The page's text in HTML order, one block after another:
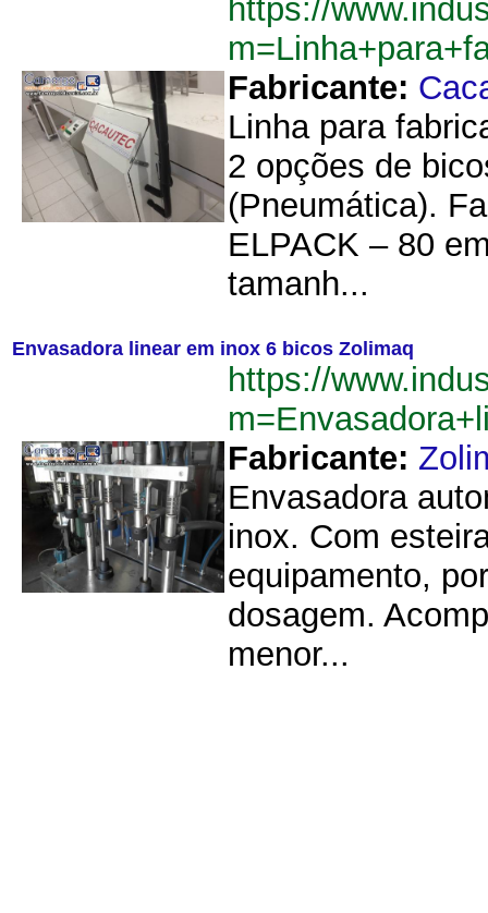
https://
Fabricante:
Linha para
2 opções de
(Pneumática).
ELPACK – 80
tamanh...
Envasadora linear em inox 6 bicos Zolimaq
https://
Fabricante:
Envasadora
inox. Com
equipamento,
dosagem.
menor...